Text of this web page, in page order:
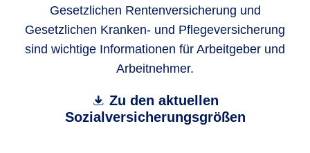
Gesetzlichen Rentenversicherung und
Gesetzlichen Kranken- und Pflegeversicherung
sind wichtige Informationen für Arbeitgeber und
Arbeitnehmer.
Zu den aktuellen
Sozialversicherungsgrößen